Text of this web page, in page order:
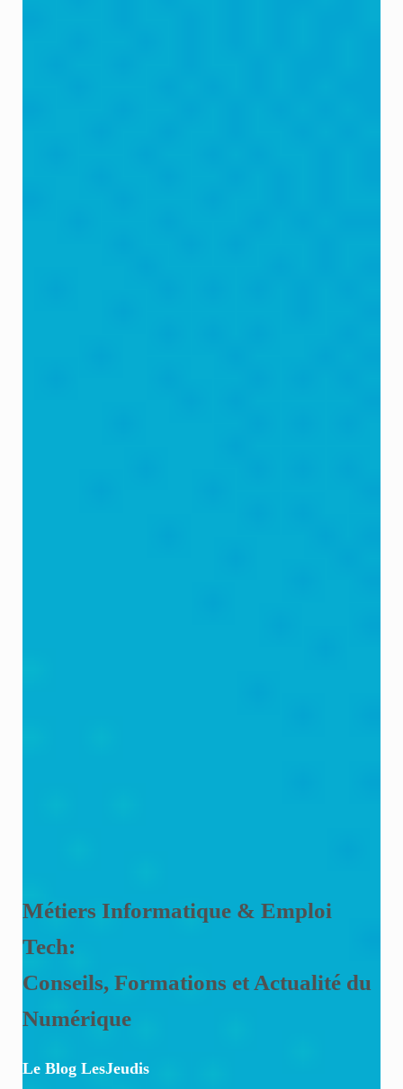
Métiers Informatique & Emploi
Tech:
Conseils, Formations et Actualité du
Numérique
Le Blog LesJeudis